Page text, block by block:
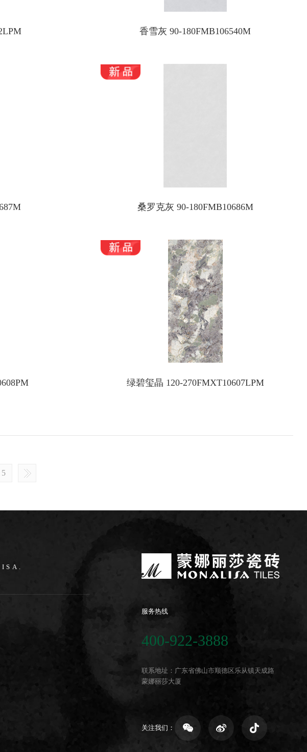
香雪灰 90-180FMB106540M
桑罗克灰 90-180FMB10686M
绿碧玺晶 120-270FMXT10607LPM
5
服务热线
400-922-3888
联系地址：广东省佛山市顺德区乐从镇天成路
蒙娜丽莎大厦
关注我们：